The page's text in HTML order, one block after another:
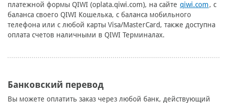
платежной формы QIWI (oplata.qiwi.com), на сайте qiwi.com, с
баланса своего QIWI Кошелька, с баланса мобильного
телефона или с любой карты Visa/MasterCard, также доступна
оплата счетов наличными в QIWI Терминалах.
Банковский перевод
Вы можете оплатить заказ через любой банк, действующий